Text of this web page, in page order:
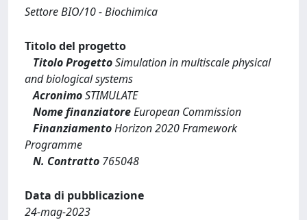
Settore BIO/10 - Biochimica
Titolo del progetto
Titolo ProgettoSimulation in multiscale physical
and biological systems
AcronimoSTIMULATE
Nome finanziatoreEuropean Commission
FinanziamentoHorizon 2020 Framework
Programme
N. Contratto 765048
Data di pubblicazione
24-mag-2023